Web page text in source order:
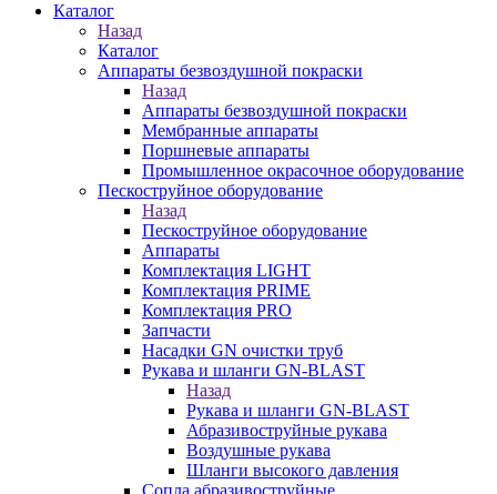
Каталог
Назад
Каталог
Аппараты безвоздушной покраски
Назад
Аппараты безвоздушной покраски
Мембранные аппараты
Поршневые аппараты
Промышленное окрасочное оборудование
Пескоструйное оборудование
Назад
Пескоструйное оборудование
Аппараты
Комплектация LIGHT
Комплектация PRIME
Комплектация PRO
Запчасти
Насадки GN очистки труб
Рукава и шланги GN-BLAST
Назад
Рукава и шланги GN-BLAST
Абразивоструйные рукава
Воздушные рукава
Шланги высокого давления
Сопла абразивоструйные